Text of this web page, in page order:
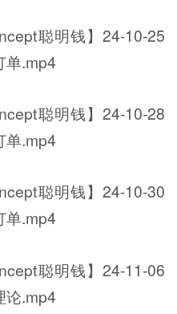
聪明钱】24-10-25
.mp4
聪明钱】24-10-28
.mp4
聪明钱】24-10-30
.mp4
聪明钱】24-11-06
.mp4